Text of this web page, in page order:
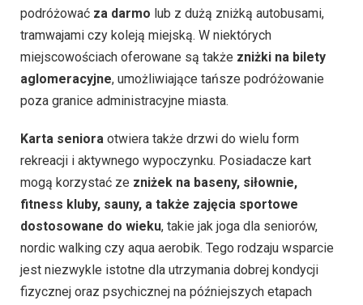
podróżować za darmo lub z dużą zniżką autobusami,
tramwajami czy koleją miejską. W niektórych
miejscowościach oferowane są także zniżki na bilety
aglomeracyjne, umożliwiające tańsze podróżowanie
poza granice administracyjne miasta.
Karta seniora otwiera także drzwi do wielu form
rekreacji i aktywnego wypoczynku. Posiadacze kart
mogą korzystać ze zniżek na baseny, siłownie,
fitness kluby, sauny, a także zajęcia sportowe
dostosowane do wieku, takie jak joga dla seniorów,
nordic walking czy aqua aerobik. Tego rodzaju wsparcie
jest niezwykle istotne dla utrzymania dobrej kondycji
fizycznej oraz psychicznej na późniejszych etapach